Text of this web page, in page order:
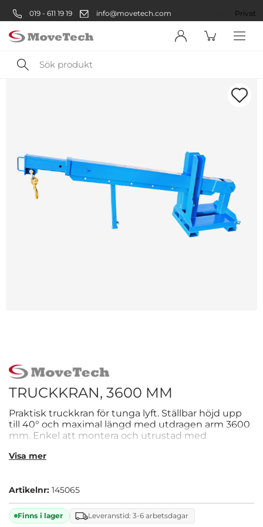
019 - 611 19 19 info@movetech.com Privat
Sök
produkt
TRUCKKRAN, 3600 MM
Praktisk truckkran för tunga lyft. Ställbar höjd upp
till 40° och maximal längd med utdragen arm 3600
mm. Enkel att montera och utrustad med
Visa mer
Artikelnr: 145065
Finns i lager Leveranstid: 3-6 arbetsdagar
Företag
Företag
Privatperson